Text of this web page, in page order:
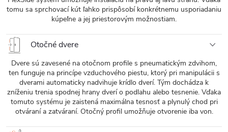
tomu sa sprchovací kút ľahko prispôsobí konkrétnemu usporiadaniu
kúpeľne a jej priestorovým možnostiam.
Otočné dvere
Dvere sú zavesené na otočnom profile s pneumatickým zdvihom,
ten funguje na princípe vzduchového piestu, ktorý pri manipulácii s
dverami automaticky nadvihuje krídlo dverí. Tým dochádza k
zníženiu trenia spodnej hrany dverí o podlahu alebo tesnenie. Vďaka
tomuto systému je zaistená maximálna tesnosť a plynulý chod pri
otváraní a zatváraní. Otočný profil umožňuje otvorenie iba von.